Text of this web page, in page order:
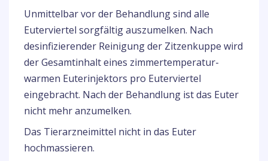
Unmittelbar vor der Behandlung sind alle
Euterviertel sorgfältig auszumelken. Nach
desinfizierender Reinigung der Zitzenkuppe wird
der Gesamtinhalt eines zimmertemperatur-
warmen Euterinjektors pro Euterviertel
eingebracht. Nach der Behandlung ist das Euter
nicht mehr anzumelken.
Das Tierarzneimittel nicht in das Euter
hochmassieren.